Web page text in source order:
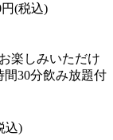
円(税込)
楽しみいただけ
間30分飲み放題付
込)